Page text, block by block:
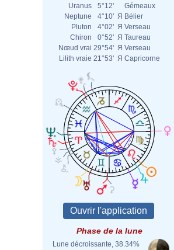
Uranus
5°12'
Gémeaux
Neptune
4°10' Я Bélier
Pluton
4°02' Я Verseau
Chiron
0°52' Я Taureau
Nœud vrai 29°54' Я Verseau
Lilith vraie 21°53' Я Capricorne
Phase de la lune
Lune décroissante, 38.34%